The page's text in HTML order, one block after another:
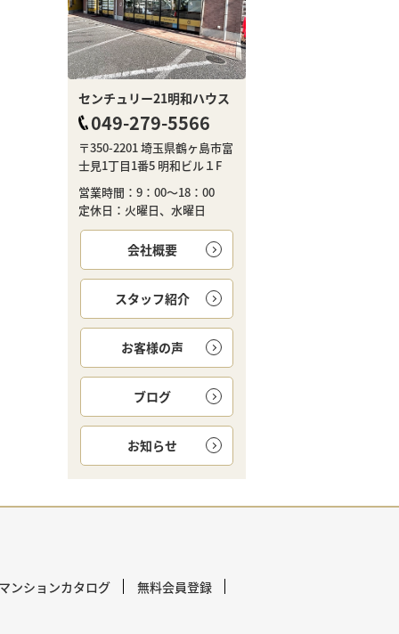
センチュリー21明和ハウス
049-279-5566
〒350-2201 埼玉県鶴ヶ島市富
士見1丁目1番5 明和ビル１F
営業時間：9：00～18：00
定休日：火曜日、水曜日
会社概要
スタッフ紹介
お客様の声
ブログ
お知らせ
ンションカタログ 無料会員登録